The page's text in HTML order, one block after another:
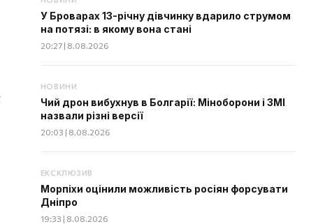
У Броварах 13-річну дівчинку вдарило струмом
на потязі: в якому вона стані
20:27 | 8.08.2026
НОВИНИ
Чий дрон вибухнув в Болгарії: Міноборони і ЗМІ
назвали різні версії
20:03 | 8.08.2026
ЕКСКЛЮЗИВ
Морпіхи оцінили можливість росіян форсувати
Дніпро
19:33 | 8.08.2026